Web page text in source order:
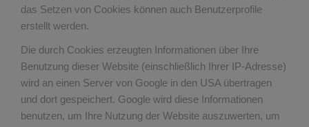
das Setzen von Cookies können auch Benutzerprofile
erstellt werden.
Die durch Cookies erzeugten Informationen über Ihre
Benutzung dieser Website (einschließlich Ihrer IP-Adresse)
wird an einen Server von Google in den USA übertragen
und dort gespeichert. Google wird diese Informationen
benutzen, um Ihre Nutzung der Website auszuwerten, um